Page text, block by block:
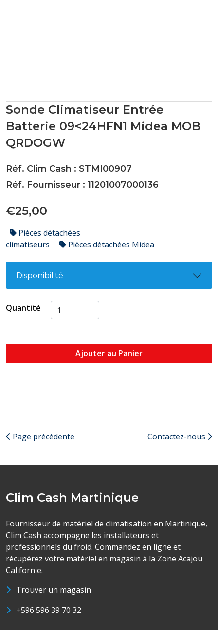
Sonde Climatiseur Entrée
Batterie 09<24HFN1 Midea MOB
QRDOGW
Réf. Clim Cash : STMI00907
Réf. Fournisseur : 11201007000136
€25,00
Pièces détachées
climatiseurs
Pièces détachées Midea
Disponibilité
Quantité
Ajouter au Panier
Page précédente Contactez-nous
Clim Cash Martinique
Fournisseur de matériel de climatisation en Martinique,
Clim Cash accompagne les installateurs et
professionnels du froid. Commandez en ligne et
récupérez votre matériel en magasin à la Zone Acajou
Californie.
Trouver un magasin
+596 596 39 70 32